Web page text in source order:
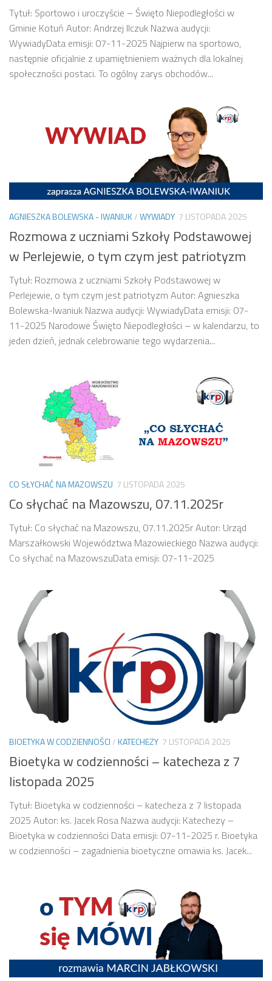
Tytuł: Sportowo i uroczyście – Święto Niepodległości w
Gminie Kotuń Autor: Andrzej Ilczuk Nazwa audycji:
WywiadyData emisji: 07-11-2025 Najpierw na sportowo,
następnie oficjalnie z upamiętnieniem ważnych dla lokalnej
społeczności postaci. To ogólny zarys obchodów...
AGNIESZKA BOLEWSKA - IWANIUK/WYWIADY 7 LISTOPADA 2025
Rozmowa z uczniami Szkoły Podstawowej
w Perlejewie, o tym czym jest patriotyzm
Tytuł: Rozmowa z uczniami Szkoły Podstawowej w
Perlejewie, o tym czym jest patriotyzm Autor: Agnieszka
Bolewska-Iwaniuk Nazwa audycji: WywiadyData emisji: 07-
11-2025 Narodowe Święto Niepodległości – w kalendarzu, to
jeden dzień, jednak celebrowanie tego wydarzenia...
CO SŁYCHAĆ NA MAZOWSZU 7 LISTOPADA 2025
Co słychać na Mazowszu, 07.11.2025r
Tytuł: Co słychać na Mazowszu, 07.11.2025r Autor: Urząd
Marszałkowski Województwa Mazowieckiego Nazwa audycji:
Co słychać na MazowszuData emisji: 07-11-2025
BIOETYKA W CODZIENNOŚCI/KATECHEZY 7 LISTOPADA 2025
Bioetyka w codzienności – katecheza z 7
listopada 2025
Tytuł: Bioetyka w codzienności – katecheza z 7 listopada
2025 Autor: ks. Jacek Rosa Nazwa audycji: Katechezy –
Bioetyka w codzienności Data emisji: 07-11-2025 r. Bioetyka
w codzienności – zagadnienia bioetyczne omawia ks. Jacek...